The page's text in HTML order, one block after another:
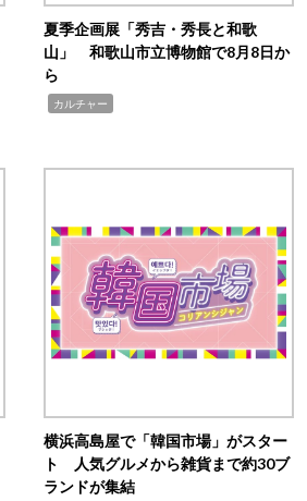
夏季企画展「秀吉・秀長と和歌
山」 和歌山市立博物館で8月8日か
ら
カルチャー
横浜高島屋で「韓国市場」がスター
ト 人気グルメから雑貨まで約30ブ
ランドが集結